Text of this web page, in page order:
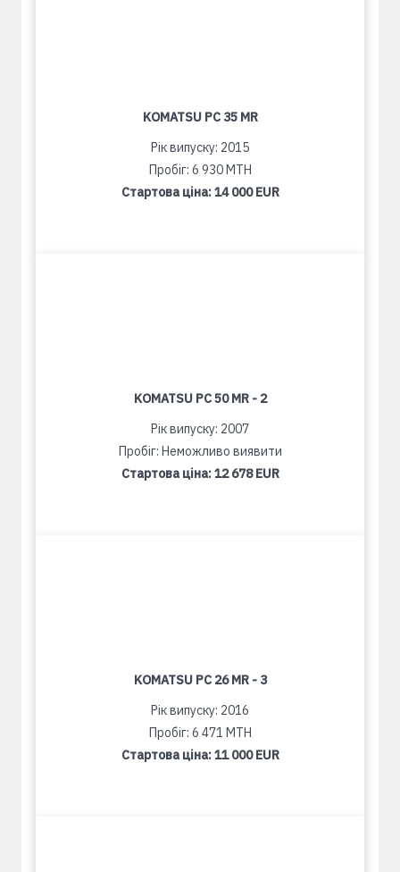
KOMATSU PC 35 MR
Рік випуску: 2015
Пробіг: 6 930 MTH
Стартова ціна:14 000 EUR
KOMATSU PC 50 MR - 2
Рік випуску: 2007
Пробіг: Неможливо виявити
Стартова ціна:12 678 EUR
KOMATSU PC 26 MR - 3
Рік випуску: 2016
Пробіг: 6 471 MTH
Стартова ціна:11 000 EUR